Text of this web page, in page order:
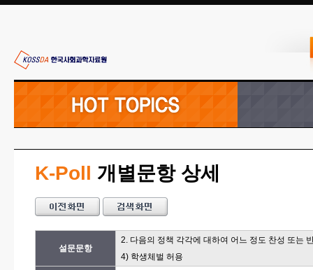
K-Poll 개별문항 상세
설문문항
2. 다음의 정책 각각에 대하여 어느 정도 찬성 또는
4) 학생체벌 허용